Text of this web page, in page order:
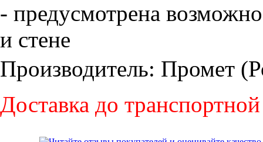
- предусмотрена
и стене
Производитель: Промет
Доставка до